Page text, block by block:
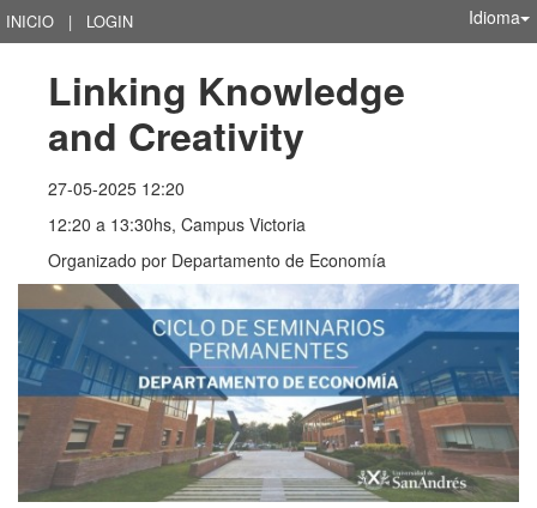
INICIO | LOGIN Idioma
Linking Knowledge
and Creativity
27-05-2025 12:20
12:20 a 13:30hs, Campus Victoria
Organizado por Departamento de Economía